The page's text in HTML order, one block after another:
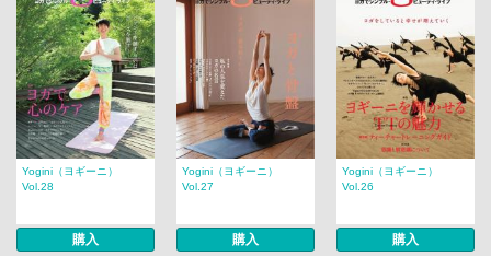
Yogini（ヨギーニ）
Vol.28
購入
Yogini（ヨギーニ）
Vol.27
購入
Yogini（ヨギーニ）
Vol.26
購入